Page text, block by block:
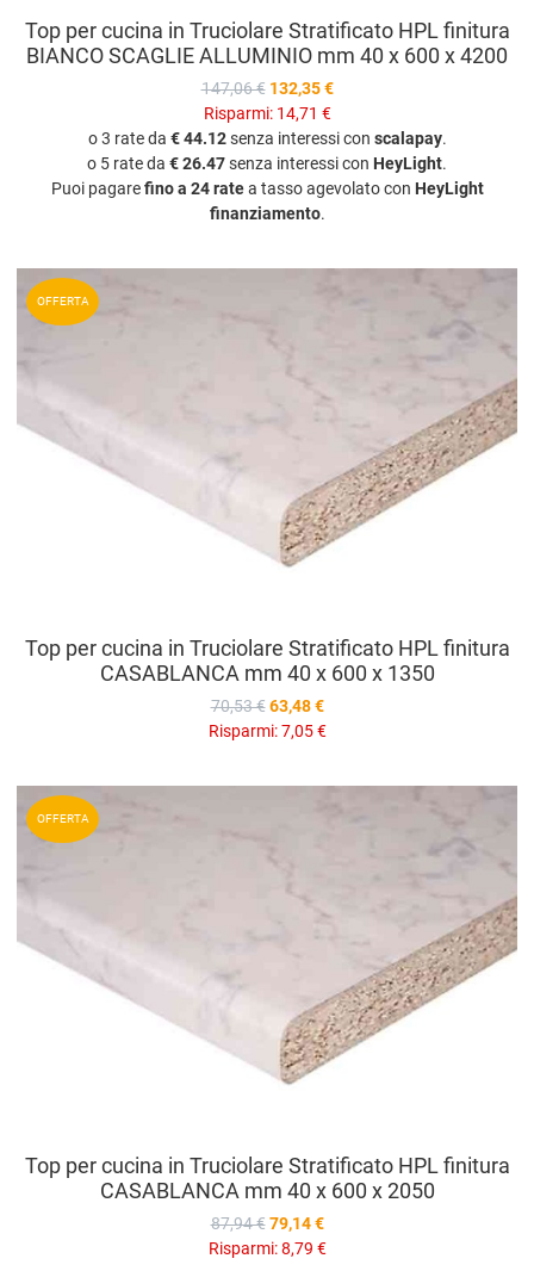
Top per cucina in Truciolare Stratificato HPL finitura
BIANCO SCAGLIE ALLUMINIO mm 40 x 600 x 4200
147,06 € 132,35 €
Risparmi: 14,71 €
o 3 rate da € 44.12senza interessi con scalapay.
o 5 rate da € 26.47senza interessi con HeyLight.
Puoi pagarefino a 24 ratea tasso agevolato con HeyLight
finanziamento.
OFFERTA
Top per cucina in Truciolare Stratificato HPL finitura
CASABLANCA mm 40 x 600 x 1350
70,53 € 63,48 €
Risparmi:7,05 €
OFFERTA
Top per cucina in Truciolare Stratificato HPL finitura
CASABLANCA mm 40 x 600 x 2050
87,94 € 79,14 €
Risparmi:8,79 €